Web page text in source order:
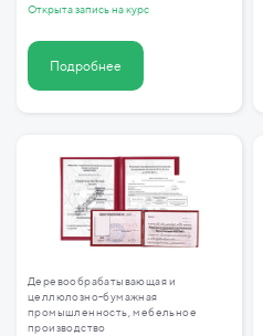
Открыта запись на курс
Подробнее
Деревообрабатывающая и
целлюлозно-бумажная
промышленность, мебельное
производство